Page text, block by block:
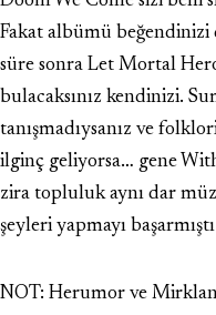
Fakat albümü
süre sonra Let Mortal
bulacaksınız kendinizi.
tanışmadıysanız ve
ilginç geliyorsa… gene
zira topluluk aynı dar
şeyleri yapmayı
NOT: Herumor ve